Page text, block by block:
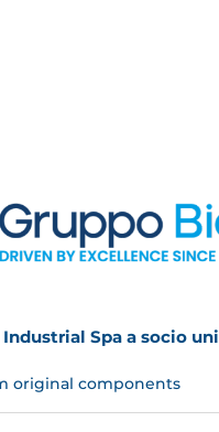
Spa a socio
original components